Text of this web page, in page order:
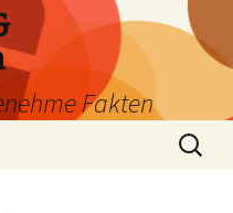
Fakten
Suchen
nach: